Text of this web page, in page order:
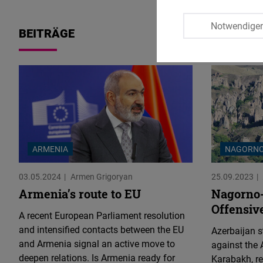
BEITRÄGE
ARMENIA
03.05.2024 Armen Grigoryan
Armenia’s route to EU
A recent European Parliament resolution
and intensified contacts between the EU
and Armenia signal an active move to
deepen relations. Is Armenia ready for
25.09.2023
Azerbaijan
against the
Karabakh,